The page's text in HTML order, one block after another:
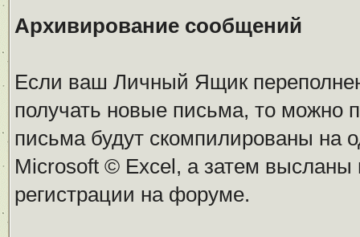
Архивирование сообщений
Если ваш Личный Ящик
получать новые письма, то можно
письма будут скомпилированы на
Microsoft © Excel, а затем
регистрации на форуме.